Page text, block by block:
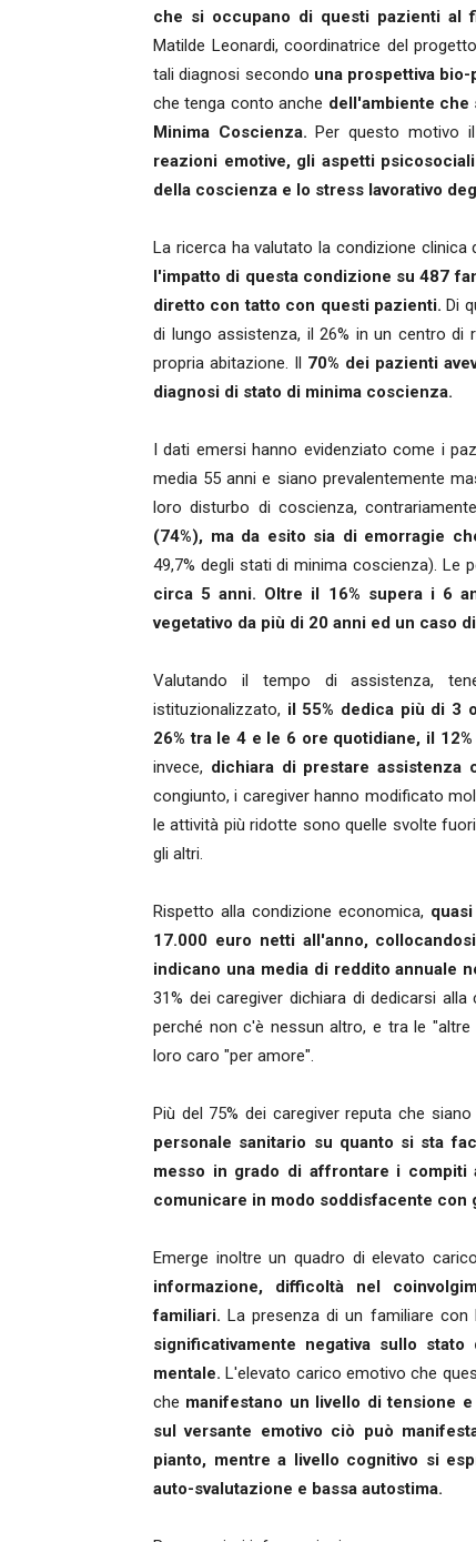
che si occupano di questi pazienti al
Matilde Leonardi, coordinatrice del
tali diagnosi secondo una prospettiva
che tenga conto anche dell'ambiente che
Minima Coscienza. Per questo motivo
reazioni emotive, gli aspetti
della coscienza e lo stress lavorativo
La ricerca ha valutato la condizione clinica
l'impatto di questa condizione su 487
diretto con tatto con questi pazienti. Di
di lungo assistenza, il 26% in un centro di
propria abitazione. Il 70% dei pazienti
diagnosi di stato di minima coscienza.
I dati emersi hanno evidenziato come i
media 55 anni e siano prevalentemente
loro disturbo di coscienza,
(74%), ma da esito sia di emorragie
49,7% degli stati di minima coscienza). Le
circa 5 anni. Oltre il 16% supera i 6
vegetativo da più di 20 anni ed un caso
Valutando il tempo di assistenza,
istituzionalizzato, il 55% dedica più di 3
26% tra le 4 e le 6 ore quotidiane, il
invece, dichiara di prestare assistenza
congiunto, i caregiver hanno modificato
le attività più ridotte sono quelle svolte
gli altri.
Rispetto alla condizione economica,
17.000 euro netti all'anno,
indicano una media di reddito annuale
31% dei caregiver dichiara di dedicarsi
perché non c'è nessun altro, e tra le
loro caro "per amore".
Più del 75% dei caregiver reputa che
personale sanitario su quanto si sta
messo in grado di affrontare i compiti
comunicare in modo soddisfacente
Emerge inoltre un quadro di elevato
informazione, difficoltà nel
familiari. La presenza di un familiare
significativamente negativa sullo
mentale. L'elevato carico emotivo che
che manifestano un livello di tensione
sul versante emotivo ciò può
pianto, mentre a livello cognitivo si
auto-svalutazione e bassa autostima.